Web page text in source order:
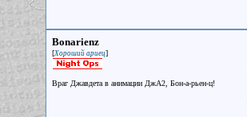
Bonarienz
[Хороший ариец]
Враг Джавдета в анимации ДжА2, Бон-а-рьен-ц!